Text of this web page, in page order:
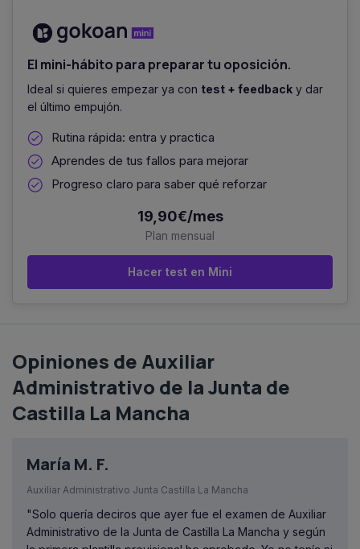
Aspirantes que superan el proceso selectivo
Ver documento oficial
El mini-hábito para preparar tu oposición.
Ideal si quieres empezar ya con test + feedback y dar
el último empujón.
Rutina rápida: entra y practica
Aprendes de tus fallos para mejorar
Progreso claro para saber qué reforzar
19,90€/mes
Plan mensual
Hacer test en Mini
Opiniones de Auxiliar
Administrativo de la Junta de
Castilla La Mancha
María M. F.
Auxiliar Administrativo Junta Castilla La Mancha
"Solo quería deciros que ayer fue el examen de Auxiliar
Administrativo de la Junta de Castilla La Mancha y según